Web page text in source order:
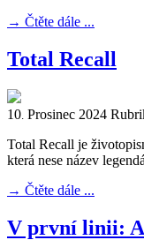
→ Čtěte dále ...
Total Recall
10 Prosinec 2024
Total Recall je
která nese název
→ Čtěte dále ...
V první linii: